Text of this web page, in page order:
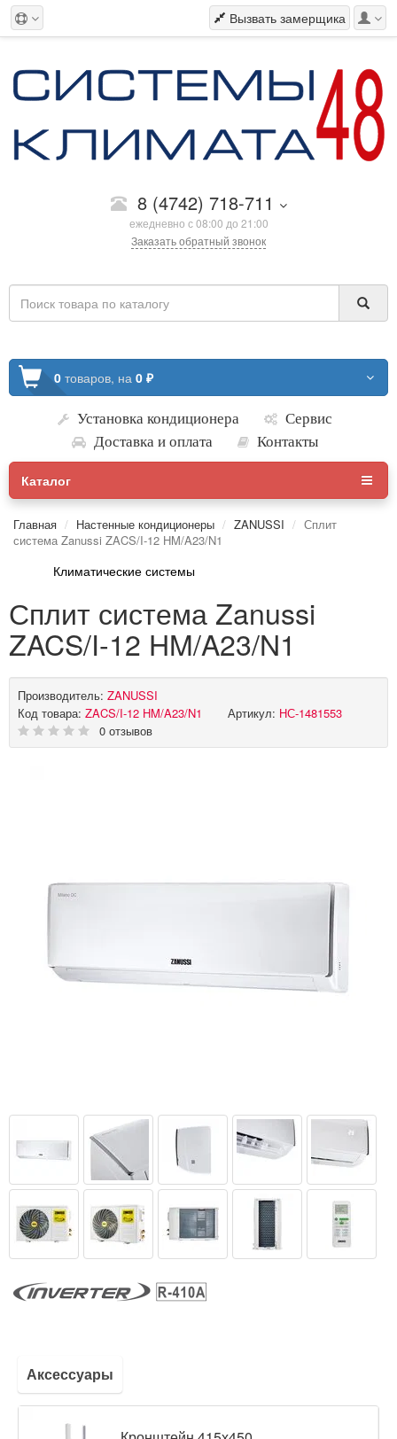
Вызвать замерщика
8 (4742) 718-711
ежедневно с 08:00 до 21:00
Заказать обратный звонок
0 товаров, на 0 ₽
Установка кондиционера
Сервис
Доставка и оплата
Контакты
Каталог
Главная Настенные кондиционеры ZANUSSI
Сплит
система Zanussi ZACS/I-12 HM/A23/N1
Климатические системы
Сплит система Zanussi
ZACS/I-12 HM/A23/N1
Производитель: ZANUSSI
Код товара: ZACS/I-12 HM/A23/N1 Артикул: НС-1481553
0 отзывов
Аксессуары